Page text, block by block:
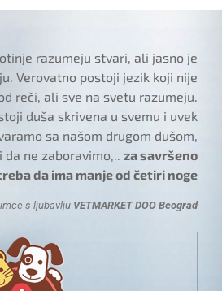
razumeju stvari, ali jasno je
Verovatno postoji jezik koji nije
reči, ali sve na svetu razumeju.
duša skrivena u svemu i uvek
sa našom drugom dušom,
da ne zaboravimo,..za savršeno
da ima manje od četiri noge
s ljubavlju VETMARKET DOO Beograd